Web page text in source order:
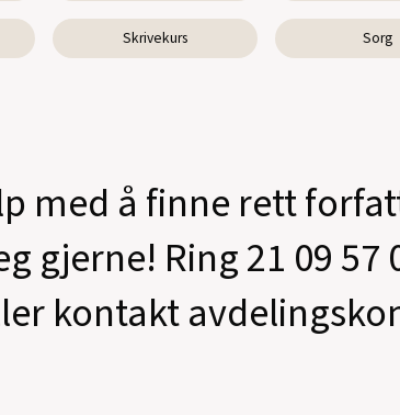
Skrivekurs Sorg
med å finne rett
gjerne! Ring 21 09 57
kontakt